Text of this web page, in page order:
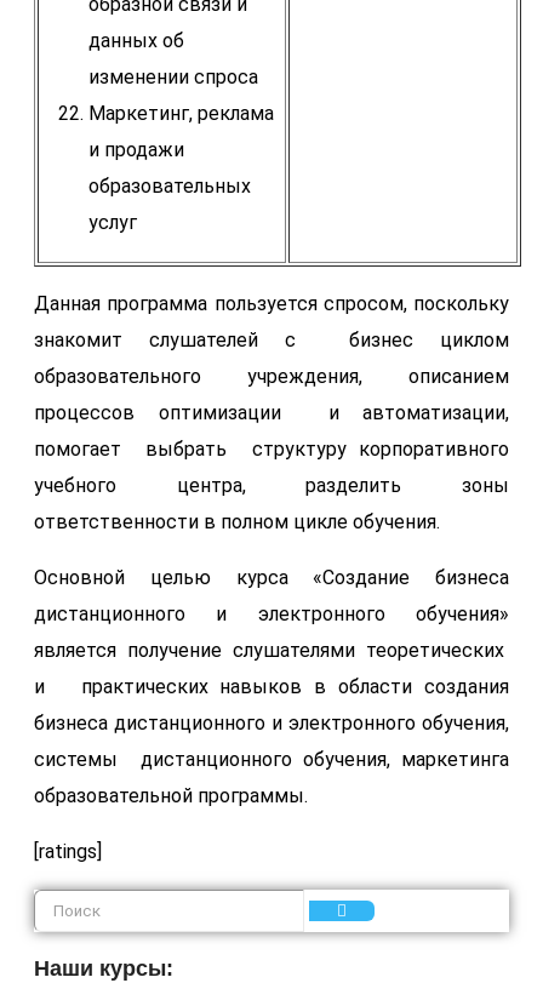
данных об
изменении спроса
Маркетинг, реклама
и продажи
образовательных
услуг
Данная программа пользуется спросом, поскольку
знакомит слушателей с бизнес циклом
образовательного учреждения, описанием
процессов оптимизации и автоматизации,
помогает выбрать структуру корпоративного
учебного центра, разделить зоны
ответственности в полном цикле обучения.
Основной целью курса «Создание бизнеса
дистанционного и электронного обучения»
является получение слушателями теоретических
и практических навыков в области создания
бизнеса дистанционного и электронного обучения,
системы дистанционного обучения, маркетинга
образовательной программы.
[ratings]
Наши курсы: